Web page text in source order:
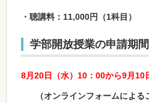
・聴講料：11,000円（1科目）
学部開放授業の申請期間
8月20日（水）10：00から9月10
（オンラインフォームによる